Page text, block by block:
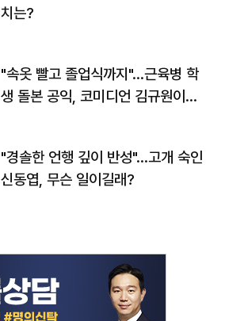
치는?
"속옷 빨고 졸업식까지"…근육병 학
생 돌본 공익, 코미디언 김규원이었
"경솔한 언행 깊이 반성"…고개 숙인
신동엽, 무슨 일이길래?